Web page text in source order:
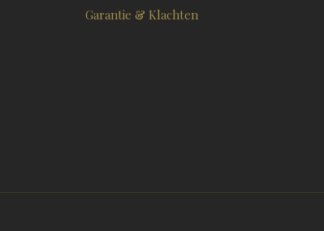
Garantie & Klachten